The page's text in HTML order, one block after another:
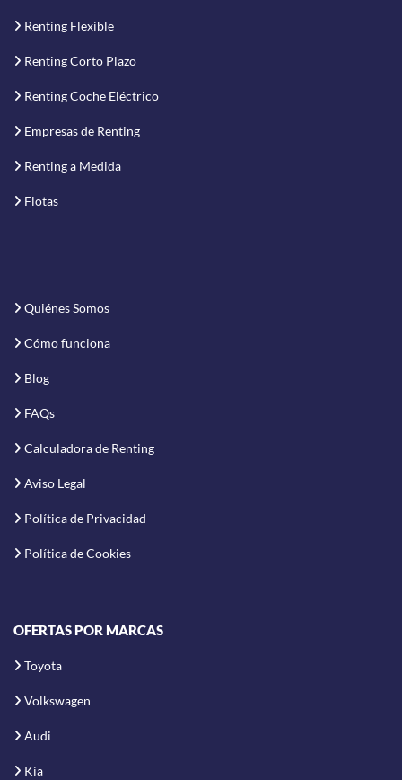
Renting Flexible
Renting Corto Plazo
Renting Coche Eléctrico
Empresas de Renting
Renting a Medida
Flotas
Quiénes Somos
Cómo funciona
Blog
FAQs
Calculadora de Renting
Aviso Legal
Política de Privacidad
Política de Cookies
OFERTAS POR MARCAS
Toyota
Volkswagen
Audi
Kia